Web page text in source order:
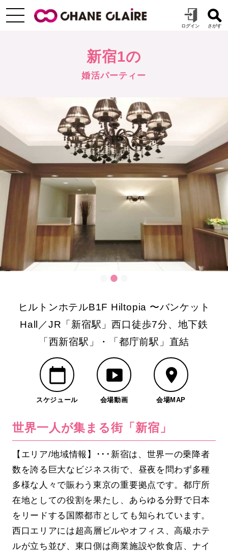
新宿1の
婚活パーティー
ヒルトンホテルB1F Hiltopia 〜バンケット
Hall／JR「新宿駅」西口徒歩7分、地下鉄
「西新宿駅」・「都庁前駅」直結
スケジュール 会場動画 会場MAP
世界一人が集まる街「新宿」
【エリア/地域情報】･･･新宿は、世界一の乗降者
数を誇る巨大なビジネス街で、昼夜を問わず多種
多様な人々で賑わう東京の重要拠点です。都庁所
在地としての役割を果たし、あらゆる分野で日本
をリードする国際都市としても知られています。
西口エリアには超高層ビルやオフィス、高級ホテ
ルが立ち並び、東口側は商業施設や飲食店、ナイ